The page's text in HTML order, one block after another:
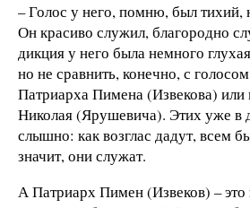
– Голос у него, помню, был тихий,
Он красиво служил, благородно
дикция у него была немного
но не сравнить, конечно, с
Патриарха Пимена (Извекова) или
Николая (Ярушевича). Этих уже в
слышно: как возглас дадут, всем
значит, они служат.
А Патриарх Пимен (Извеков) –